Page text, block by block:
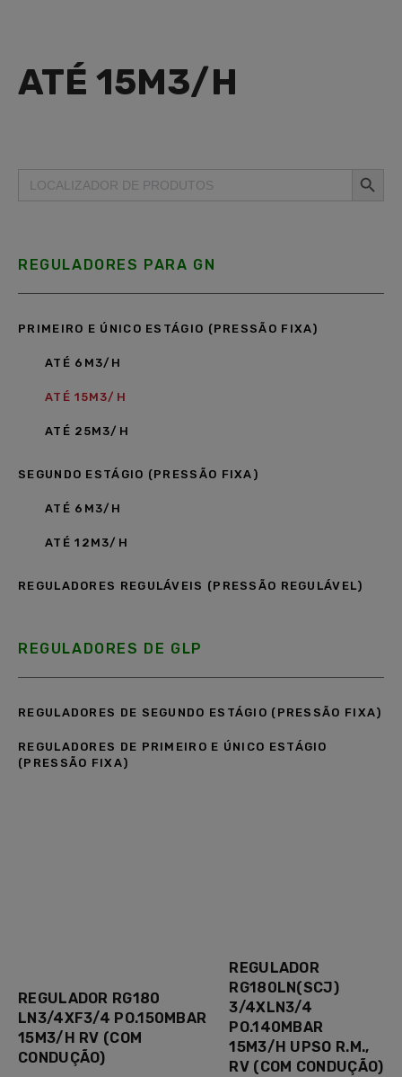
ATÉ 15M3/H
Search
for:
Search Button
REGULADORES PARA GN
PRIMEIRO E ÚNICO ESTÁGIO (PRESSÃO FIXA)
ATÉ 6M3/H
ATÉ 15M3/H
ATÉ 25M3/H
SEGUNDO ESTÁGIO (PRESSÃO FIXA)
ATÉ 6M3/H
ATÉ 12M3/H
REGULADORES REGULÁVEIS (PRESSÃO REGULÁVEL)
REGULADORES DE GLP
REGULADORES DE SEGUNDO ESTÁGIO (PRESSÃO FIXA)
REGULADORES DE PRIMEIRO E ÚNICO ESTÁGIO
(PRESSÃO FIXA)
REGULADOR RG180
LN3/4XF3/4 PO.150MBAR
15M3/H RV (COM
CONDUÇÃO)
REGULADOR
RG180LN(SCJ)
3/4XLN3/4
PO.140MBAR
15M3/H UPSO R.M.,
RV (COM CONDUÇÃO)